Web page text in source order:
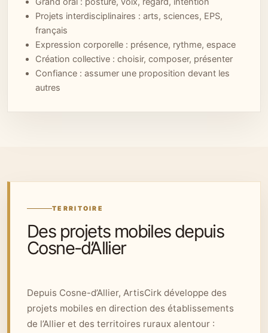
Projets interdisciplinaires : arts, sciences, EPS,
français
Expression corporelle : présence, rythme, espace
Création collective : choisir, composer, présenter
Confiance : assumer une proposition devant les
autres
TERRITOIRE
Des projets mobiles depuis
Cosne-d’Allier
Depuis Cosne-d’Allier, ArtisCirk développe des
projets mobiles en direction des établissements
de l’Allier et des territoires ruraux alentour :